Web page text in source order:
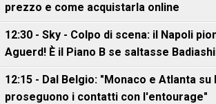
prezzo e come acquistarla online
12:30 - Sky - Colpo di scena: il Napoli
Aguerd! È il Piano B se saltasse
12:15 - Dal Belgio: "Monaco e Atlanta su
proseguono i contatti con l'entourage"